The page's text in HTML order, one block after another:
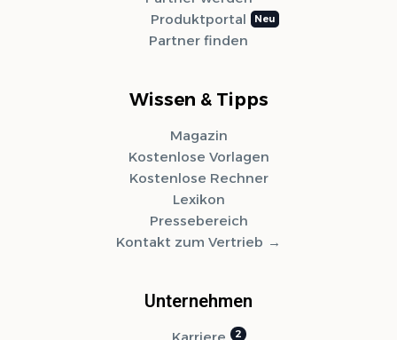
Produktportal
Partner finden
Wissen & Tipps
Magazin
Kostenlose Vorlagen
Kostenlose Rechner
Lexikon
Pressebereich
Kontakt zum Vertrieb
Unternehmen